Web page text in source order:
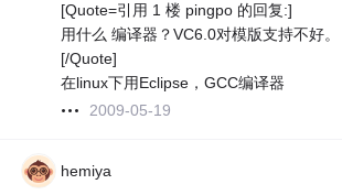
[Quote=引用 1 楼 pingpo 的回复:]
用什么 编译器？VC6.0对模版支持不好。
[/Quote]
在linux下用Eclipse，GCC编译器
2009-05-19
hemiya